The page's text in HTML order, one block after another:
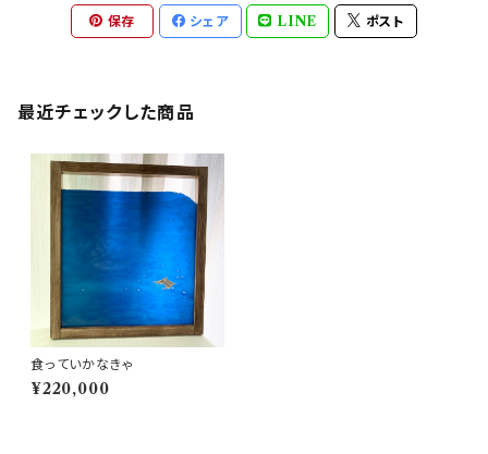
保存 シェア LINE ポスト
最近チェックした商品
食っていかなきゃ
¥220,000